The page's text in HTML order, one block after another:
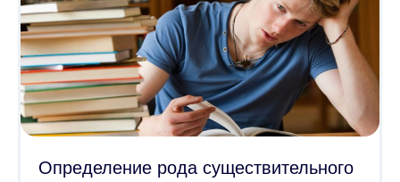
Определение рода существительного